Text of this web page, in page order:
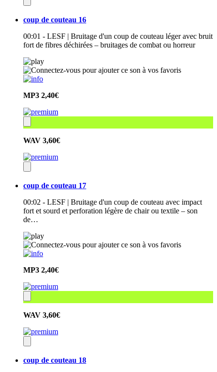
coup de couteau 16
00:01 - LESF | Bruitage d'un coup de couteau léger avec bruit
fort de fibres déchirées – bruitages de combat ou horreur
MP3 2,40€
WAV 3,60€
coup de couteau 17
00:02 - LESF | Bruitage d'un coup de couteau avec impact
fort et sourd et perforation légère de chair ou textile – son
de…
MP3 2,40€
WAV 3,60€
coup de couteau 18